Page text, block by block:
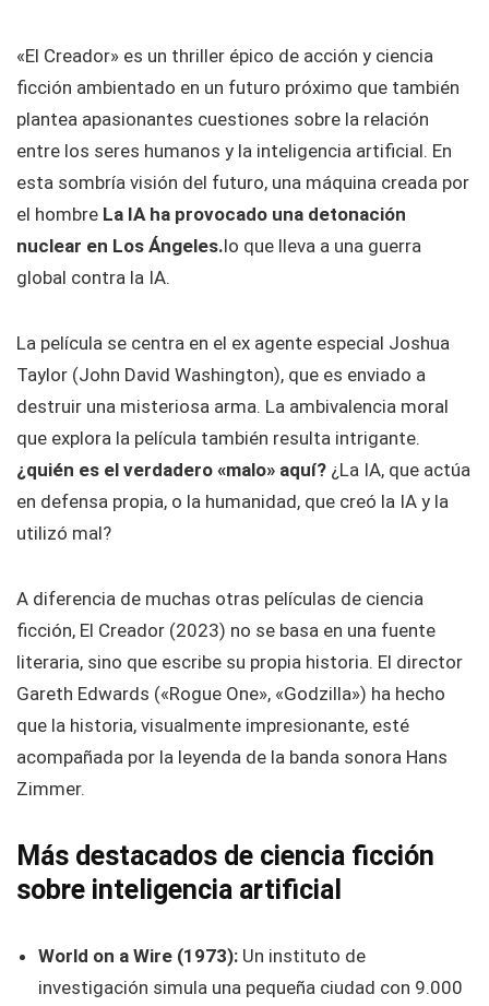
«El Creador» es un thriller épico de acción y ciencia
ficción ambientado en un futuro próximo que también
plantea apasionantes cuestiones sobre la relación
entre los seres humanos y la inteligencia artificial. En
esta sombría visión del futuro, una máquina creada por
el hombre La IA ha provocado una detonación
nuclear en Los Ángeles.lo que lleva a una guerra
global contra la IA.
La película se centra en el ex agente especial Joshua
Taylor (John David Washington), que es enviado a
destruir una misteriosa arma. La ambivalencia moral
que explora la película también resulta intrigante.
¿quién es el verdadero «malo» aquí? ¿La IA, que actúa
en defensa propia, o la humanidad, que creó la IA y la
utilizó mal?
A diferencia de muchas otras películas de ciencia
ficción, El Creador (2023) no se basa en una fuente
literaria, sino que escribe su propia historia. El director
Gareth Edwards («Rogue One», «Godzilla») ha hecho
que la historia, visualmente impresionante, esté
acompañada por la leyenda de la banda sonora Hans
Zimmer.
Más destacados de ciencia ficción
sobre inteligencia artificial
World on a Wire (1973): Un instituto de
investigación simula una pequeña ciudad con 9.000